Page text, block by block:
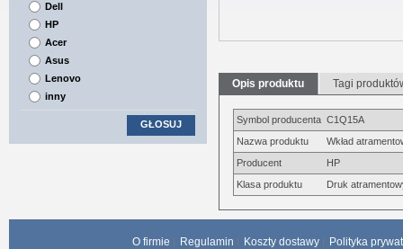
Opis produktu Tagi
Symbol producenta C1Q15A
Nazwa produktu
Wkład
Producent
HP
Klasa produktu
Druk
Dell
HP
Acer
Asus
Lenovo
inny
GŁOSUJ
O firmie Regulamin Koszty dostawy Polityka